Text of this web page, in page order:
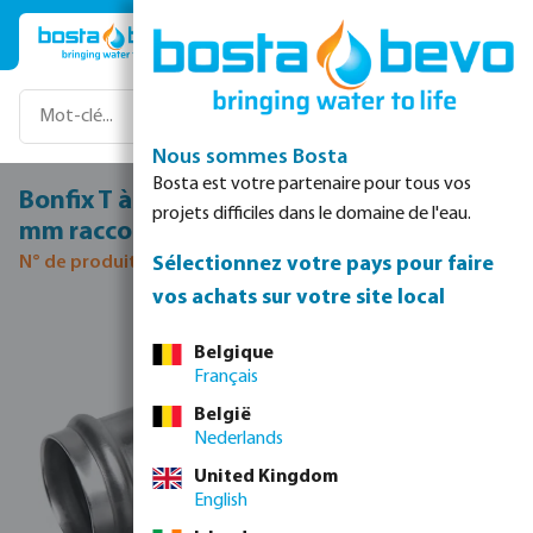
Passer au contenu principal
Bonfix T à 90° acier inoxydable 316L 42
mm raccord à sertir KIWA
N° de produit 0085177
Nous sommes Bosta
Bosta est votre partenaire pour tous vos
projets difficiles dans le domaine de l'eau.
Sélectionnez votre pays pour faire
vos achats sur votre site local
Belgique
Français
België
Nederlands
United Kingdom
English